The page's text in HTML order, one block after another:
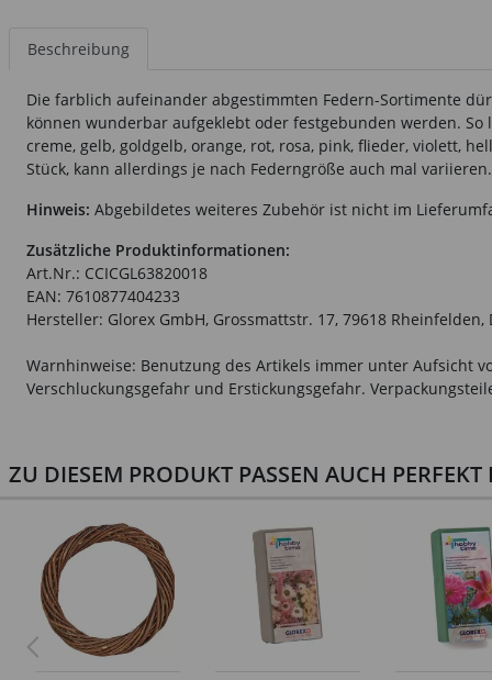
Beschreibung
Die farblich aufeinander abgestimmten Federn-Sortimente
können wunderbar aufgeklebt oder festgebunden werden.
creme, gelb, goldgelb, orange, rot, rosa, pink, flieder, violett,
Stück, kann allerdings je nach Federngröße auch mal
Hinweis: Abgebildetes weiteres Zubehör ist nicht im
Zusätzliche Produktinformationen:
Art.Nr.: CCICGL63820018
EAN: 7610877404233
Hersteller: Glorex GmbH, Grossmattstr. 17, 79618
Warnhinweise: Benutzung des Artikels immer unter Aufsicht
Verschluckungsgefahr und Erstickungsgefahr.
ZU DIESEM PRODUKT PASSEN AUCH PERFEKT